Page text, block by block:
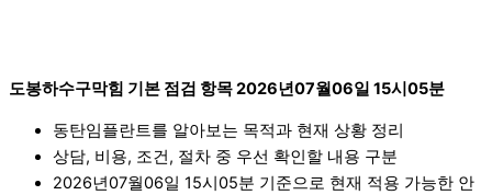
도봉하수구막힘 기본 점검 항목 2026년07월06일 15시05분
동탄임플란트를 알아보는 목적과 현재 상황 정리
상담, 비용, 조건, 절차 중 우선 확인할 내용 구분
2026년07월06일 15시05분 기준으로 현재 적용 가능한 안